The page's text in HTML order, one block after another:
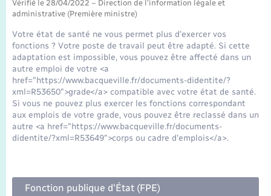
Transports
Voirie et espace public
Vérifié le 28/04/2022 – Direction de l'information légale et
administrative (Première ministre)
Votre état de santé ne vous permet plus d'exercer vos
fonctions ? Votre poste de travail peut être adapté. Si cette
adaptation est impossible, vous pouvez être affecté dans un
autre emploi de votre <a
href="https://www.bacqueville.fr/documents-didentite/?
xml=R53650">grade</a> compatible avec votre état de santé.
Si vous ne pouvez plus exercer les fonctions correspondant
aux emplois de votre grade, vous pouvez être reclassé dans un
autre <a href="https://www.bacqueville.fr/documents-
didentite/?xml=R53649">corps ou cadre d'emplois</a>.
Fonction publique d'État (FPE)